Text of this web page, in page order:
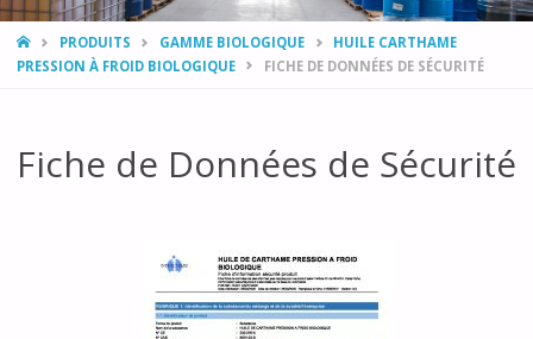
HOMEPRODUITS GAMME BIOLOGIQUE
HUILE CARTHAME
PRESSION À FROID BIOLOGIQUE
FICHE DE DONNÉES DE SÉCURITÉ
Fiche de Données de Sécurité